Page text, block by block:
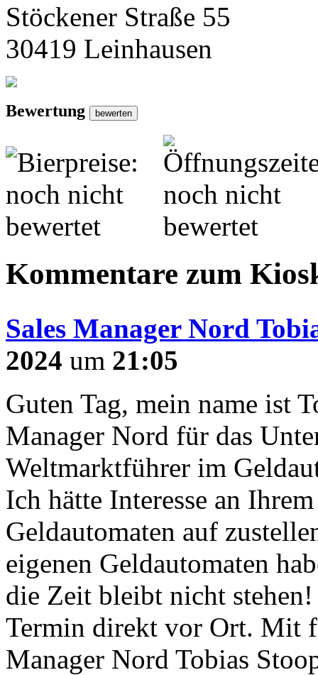
Stöckener Straße 55
30419 Leinhausen
Bewertung
Kommentare zum
Sales Manager Nord
2024 um 21:05
Guten Tag, mein name ist
Manager Nord für das
Weltmarktführer im
Ich hätte Interesse an
Geldautomaten auf
eigenen Geldautomaten
die Zeit bleibt nicht
Termin direkt vor Ort. Mit
Manager Nord Tobias